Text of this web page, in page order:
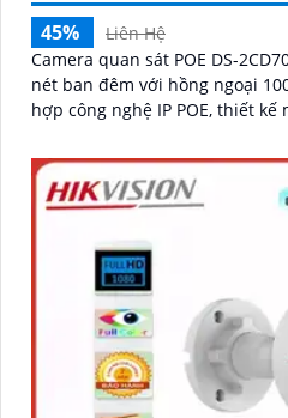
45%
Liên Hệ
Camera quan sát POE DS-
nét ban đêm với hồng ngoại
hợp công nghệ IP POE, thiết kế